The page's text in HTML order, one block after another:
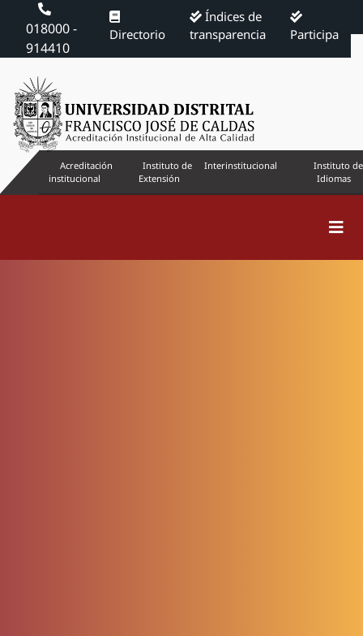
018000 -
914410
Directorio
Índices de
transparencia
Participa
Acreditación
institucional
Instituto de
Extensión
Interinstitucional
Instituto de
Idiomas